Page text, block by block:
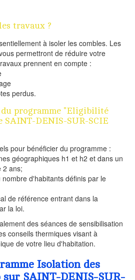
travaux ?
à isoler les combles. Les
permettront de réduire votre
prennent en compte :
perdus.
programme "Eligibilité
DENIS-SUR-SCIE
pour bénéficier du programme :
géographiques h1 et h2 et dans un
2 ans;
d'habitants définis par le
de référence entrant dans la
la loi.
des séances de sensibilisation
conseils thermiques visant à
de votre lieu d'habitation.
Isolation des
sur SAINT-DENIS-SUR-